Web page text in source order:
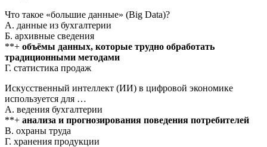
Что такое «большие данные» (Big Data)?
А. данные из бухгалтерии
Б. архивные сведения
**+ объёмы данных, которые трудно обработать
традиционными методами
Г. статистика продаж
Искусственный интеллект (ИИ) в цифровой экономике
используется для …
А. ведения бухгалтерии
**+ анализа и прогнозирования поведения потребителей
В. охраны труда
Г. хранения продукции